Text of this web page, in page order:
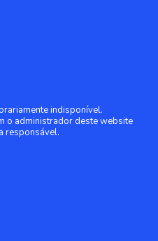
indisponível.
o administrador deste website
responsável.